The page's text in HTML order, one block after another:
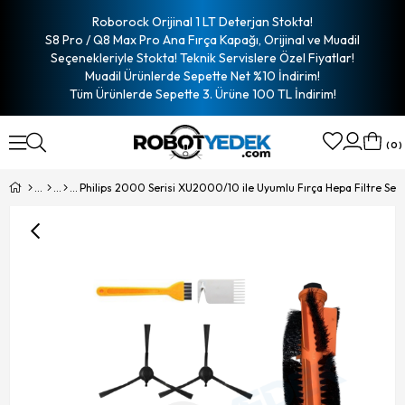
Roborock Orijinal 1 LT Deterjan Stokta!
S8 Pro / Q8 Max Pro Ana Fırça Kapağı, Orijinal ve Muadil
Seçenekleriyle Stokta! Teknik Servislere Özel Fiyatlar!
Muadil Ürünlerde Sepette Net %10 İndirim!
Tüm Ürünlerde Sepette 3. Ürüne 100 TL İndirim!
0
Philips 2000 Serisi XU2000/10 ile Uyumlu Fırça Hepa Filtre